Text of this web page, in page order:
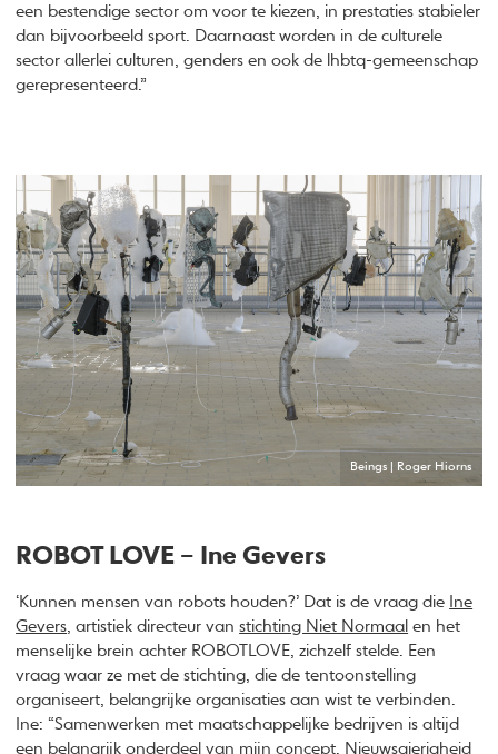
een bestendige sector om voor te kiezen, in prestaties stabieler
dan bijvoorbeeld sport. Daarnaast worden in de culturele
sector allerlei culturen, genders en ook de lhbtq-gemeenschap
gerepresenteerd.”
Beings | Roger Hiorns
ROBOT LOVE – Ine Gevers
‘Kunnen mensen van robots houden?’ Dat is de vraag die Ine
Gevers , artistiek directeur vanstichting Niet Normaal en het
menselijke brein achter ROBOTLOVE, zichzelf stelde. Een
vraag waar ze met de stichting, die de tentoonstelling
organiseert, belangrijke organisaties aan wist te verbinden.
Ine: “Samenwerken met maatschappelijke bedrijven is altijd
een belangrijk onderdeel van mijn concept. Nieuwsgierigheid